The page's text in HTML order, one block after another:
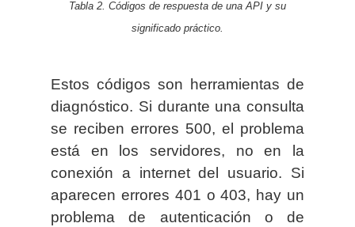
Tabla 2. Códigos de respuesta de una API y su
significado práctico.
Estos códigos son herramientas de
diagnóstico. Si durante una consulta
se reciben errores 500, el problema
está en los servidores, no en la
conexión a internet del usuario. Si
aparecen errores 401 o 403, hay un
problema de autenticación o de